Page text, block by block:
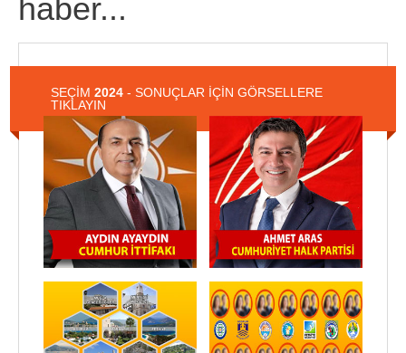
haber...
SEÇİM 2024 - SONUÇLAR İÇİN GÖRSELLERE
TIKLAYIN